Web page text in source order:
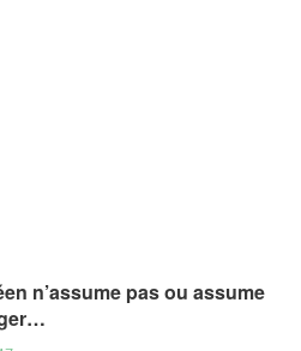
n’assume pas ou assume